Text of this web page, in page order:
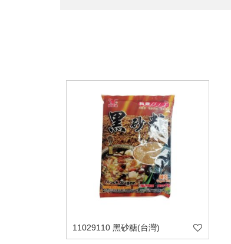
11029110 黑砂糖(台灣)